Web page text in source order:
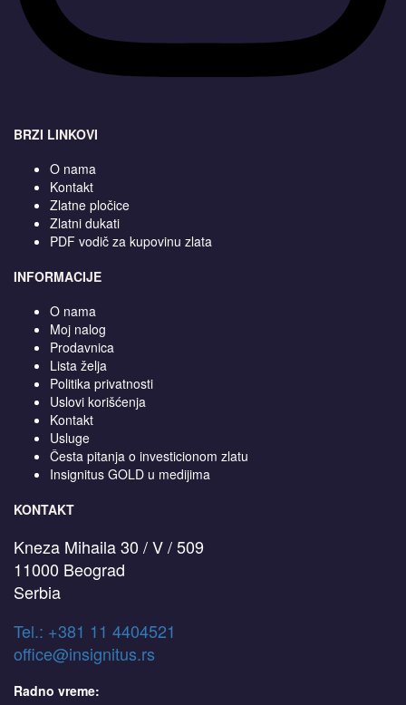
BRZI LINKOVI
O nama
Kontakt
Zlatne pločice
Zlatni dukati
PDF vodič za kupovinu zlata
INFORMACIJE
O nama
Moj nalog
Prodavnica
Lista želja
Politika privatnosti
Uslovi korišćenja
Kontakt
Usluge
Česta pitanja o investicionom zlatu
Insignitus GOLD u medijima
KONTAKT
Kneza Mihaila 30 / V / 509
11000 Beograd
Serbia
Tel.: +381 11 4404521
office@insignitus.rs
Radno vreme: